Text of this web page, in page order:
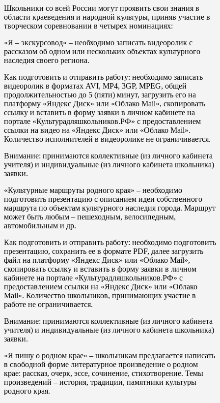
Школьники со всей России могут проявить свои знания в
области краеведения и народной культуры, приняв участие в
творческом соревновании в четырех номинациях:
«Я – экскурсовод» – необходимо записать видеоролик с
рассказом об одном или нескольких объектах культурного
наследия своего региона.
Как подготовить и отправить работу: необходимо записать
видеоролик в форматах AVI, MP4, 3GP, MPEG, общей
продолжительностью до 5 (пяти) минут, загрузить его на
платформу «Яндекс Диск» или «Облако Mail», скопировать
ссылку и вставить в форму заявки в личном кабинете на
портале «Культурадляшкольников.РФ» с предоставлением
ссылки на видео на «Яндекс Диск» или «Облако Mail».
Количество исполнителей в видеоролике не ограничивается.
Внимание: принимаются коллективные (из личного кабинета
учителя) и индивидуальные (из личного кабинета школьника)
заявки.
«Культурные маршруты родного края» – необходимо
подготовить презентацию с описанием идеи собственного
маршрута по объектам культурного наследия города. Маршрут
может быть любым – пешеходным, велосипедным,
автомобильным и др.
Как подготовить и отправить работу: необходимо подготовить
презентацию, сохранить ее в формате PDF, далее загрузить
файл на платформу «Яндекс Диск» или «Облако Mail»,
скопировать ссылку и вставить в форму заявки в личном
кабинете на портале «Культурадляшкольников.РФ» с
предоставлением ссылки на «Яндекс Диск» или «Облако
Mail». Количество школьников, принимающих участие в
работе не ограничивается.
Внимание: принимаются коллективные (из личного кабинета
учителя) и индивидуальные (из личного кабинета школьника)
заявки.
«Я пишу о родном крае» – школьникам предлагается написать
в свободной форме литературное произведение о родном
крае: рассказ, очерк, эссе, сочинение, стихотворение. Темы
произведений – история, традиции, памятники культуры
родного края.